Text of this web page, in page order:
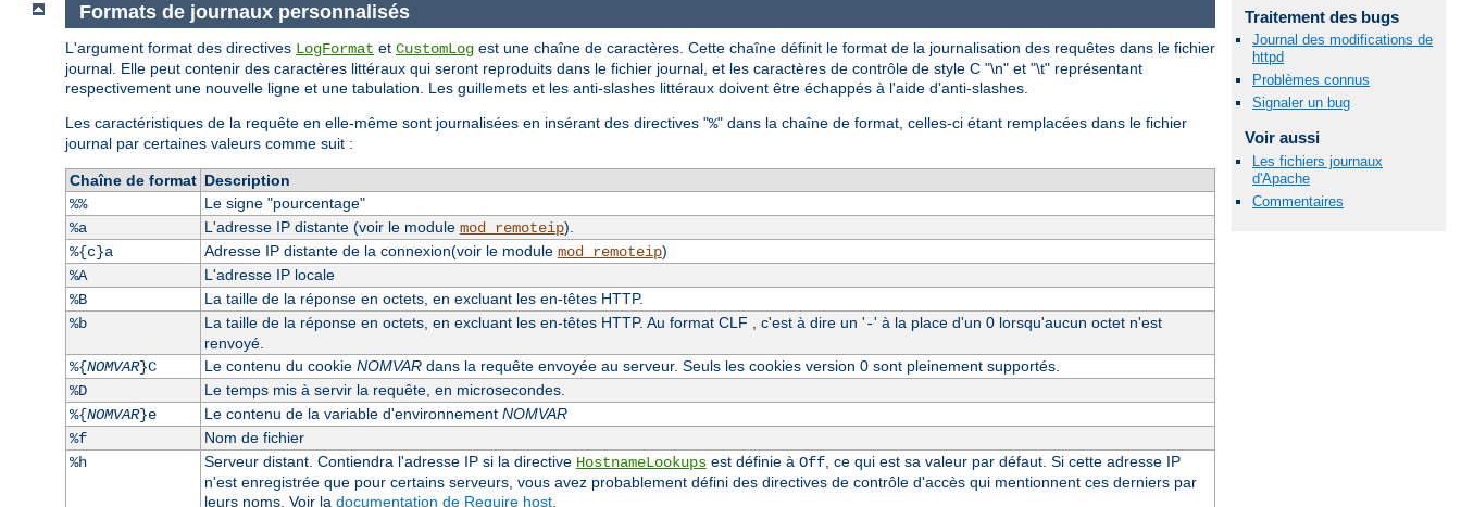
Traitement des bugs
Journal des modifications de
httpd
Problèmes connus
Signaler un bug
Voir aussi
Les fichiers journaux
d'Apache
Commentaires
Formats de journaux personnalisés
L'argument format des directives LogFormat et CustomLog est une chaîne de caractères. Cette chaîne définit le format de la journalisation des requêtes dans le fichier
journal. Elle peut contenir des caractères littéraux qui seront reproduits dans le fichier journal, et les caractères de contrôle de style C "\n" et "\t" représentant
respectivement une nouvelle ligne et une tabulation. Les guillemets et les anti-slashes littéraux doivent être échappés à l'aide d'anti-slashes.
Les caractéristiques de la requête en elle-même sont journalisées en insérant des directives "%" dans la chaîne de format, celles-ci étant remplacées dans le fichier
journal par certaines valeurs comme suit :
Chaîne de format Description
%%
Le signe "pourcentage"
%a
L'adresse IP distante (voir le module mod_remoteip).
%{c}a
Adresse IP distante de la connexion(voir le module mod_remoteip)
%A
L'adresse IP locale
%B
La taille de la réponse en octets, en excluant les en-têtes HTTP.
%b
La taille de la réponse en octets, en excluant les en-têtes HTTP. Au format CLF , c'est à dire un '-' à la place d'un 0 lorsqu'aucun octet n'est
renvoyé.
%{NOMVAR}C Le contenu du cookie NOMVARdans la requête envoyée au serveur. Seuls les cookies version 0 sont pleinement supportés.
%D
Le temps mis à servir la requête, en microsecondes.
%{NOMVAR}e Le contenu de la variable d'environnement NOMVAR
%f
Nom de fichier
%h
Serveur distant. Contiendra l'adresse IP si la directive HostnameLookupsest définie à Off, ce qui est sa valeur par défaut. Si cette adresse IP
n'est enregistrée que pour certains serveurs, vous avez probablement défini des directives de contrôle d'accès qui mentionnent ces derniers par
leurs noms. Voir la documentation de Require host.